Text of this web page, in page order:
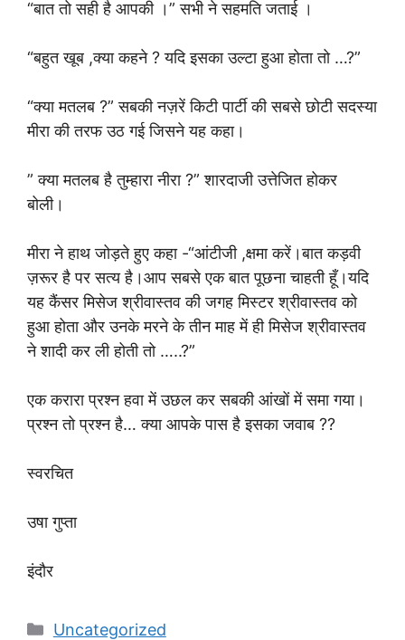
“बात तो सही है आपकी ।” सभी ने सहमति जताई ।
“बहुत खूब ,क्या कहने ? यदि इसका उल्टा हुआ होता तो …?”
“क्या मतलब ?” सबकी नज़रें किटी पार्टी की सबसे छोटी सदस्या
मीरा की तरफ उठ गई जिसने यह कहा।
” क्या मतलब है तुम्हारा नीरा ?” शारदाजी उत्तेजित होकर
बोली।
मीरा ने हाथ जोड़ते हुए कहा -“आंटीजी ,क्षमा करें।बात कड़वी
ज़रूर है पर सत्य है।आप सबसे एक बात पूछना चाहती हूँ।यदि
यह कैंसर मिसेज श्रीवास्तव की जगह मिस्टर श्रीवास्तव को
हुआ होता और उनके मरने के तीन माह में ही मिसेज श्रीवास्तव
ने शादी कर ली होती तो …..?”
एक करारा प्रश्न हवा में उछल कर सबकी आंखों में समा गया।
प्रश्न तो प्रश्न है… क्या आपके पास है इसका जवाब ??
स्वरचित
उषा गुप्ता
इंदौर
Categories
Uncategorized